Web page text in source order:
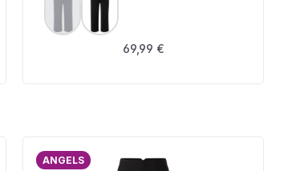
(Diese Option ist zurzeit nicht verfügbar.)
Regulärer Preis:
69,99 €
ANGELS